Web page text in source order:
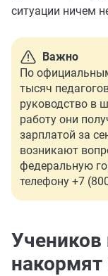
ситуации ничем
Важно
По
тысяч
руководство в
работу они
зарплатой за
возникают
федеральную
телефону +7